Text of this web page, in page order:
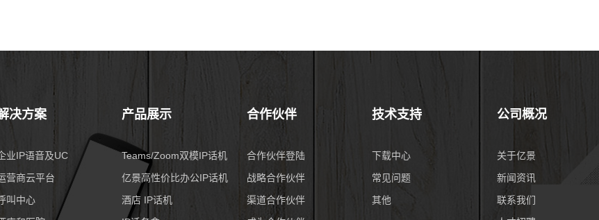
决方案
业IP语音及UC
营商云平台
叫中心
产品展示
Teams/Zoom双模IP话机
亿景高性价比办公IP话机
酒店 IP话机
合作伙伴
合作伙伴登陆
战略合作伙伴
渠道合作伙伴
技术支持
下载中心
常见问题
其他
公司概况
关于亿景
新闻资讯
联系我们